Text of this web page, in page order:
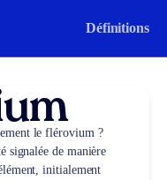
Définitions
le flérovium ?
signalée de manière
initialement